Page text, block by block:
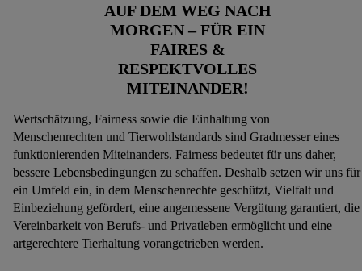
AUF DEM WEG NACH
MORGEN – FÜR EIN
FAIRES &
RESPEKTVOLLES
MITEINANDER!
Wertschätzung, Fairness sowie die Einhaltung von
Menschenrechten und Tierwohlstandards sind Gradmesser eines
funktionierenden Miteinanders. Fairness bedeutet für uns daher,
bessere Lebensbedingungen zu schaffen. Deshalb setzen wir uns für
ein Umfeld ein, in dem Menschenrechte geschützt, Vielfalt und
Einbeziehung gefördert, eine angemessene Vergütung garantiert, die
Vereinbarkeit von Berufs- und Privatleben ermöglicht und eine
artgerechtere Tierhaltung vorangetrieben werden.